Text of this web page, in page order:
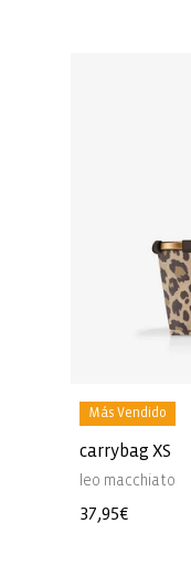
Más Vendido
carrybag XS
leo macchiato
Precio
37,95€